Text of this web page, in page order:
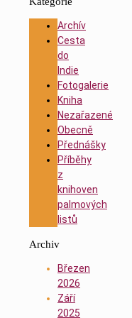
Archív
Cesta
do
Indie
Fotogalerie
Kniha
Nezařazené
Obecně
Přednášky
Příběhy
z
knihoven
palmových
listů
Archiv
Březen
2026
Září
2025